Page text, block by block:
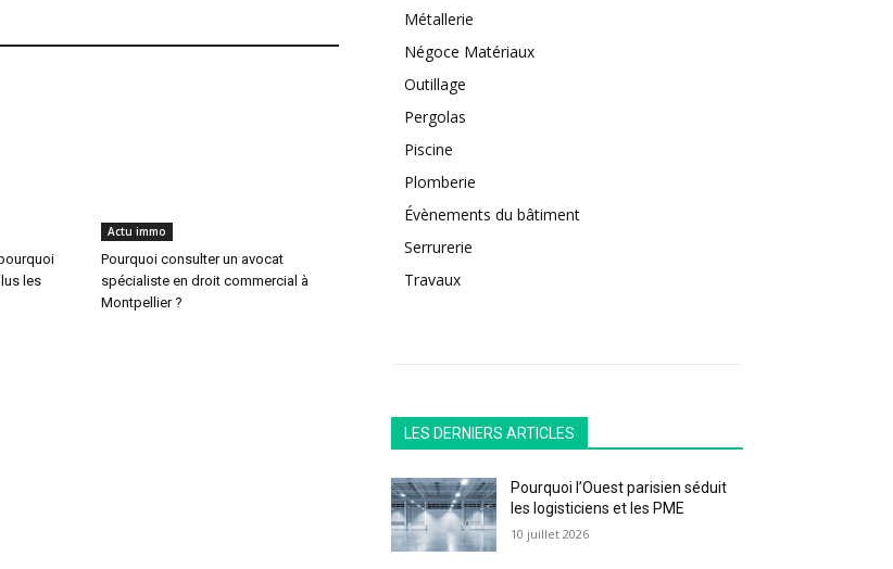
les
Actu immo
Pourquoi consulter un avocat
spécialiste en droit commercial à
Montpellier ?
Métallerie
Négoce Matériaux
Outillage
Pergolas
Piscine
Plomberie
Évènements du bâtiment
Serrurerie
Travaux
LES DERNIERS ARTICLES
Pourquoi l’Ouest parisien séduit
les logisticiens et les PME
10 juillet 2026